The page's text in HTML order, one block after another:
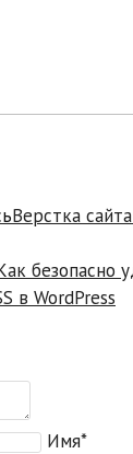
Верстка
безопасно
в WordPress
Имя*